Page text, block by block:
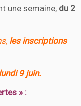
une semaine, du 2
les inscriptions
9 juin.
» :